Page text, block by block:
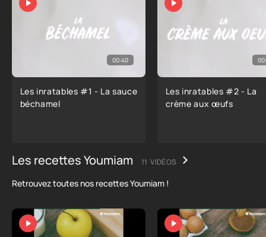
00:40
Les inratables #1 - La sauce
béchamel
Les inratables #2 - La
crème aux œufs
Les recettes Youmiam 11 VIDÉOS
Retrouvez toutes nos recettes Youmiam !